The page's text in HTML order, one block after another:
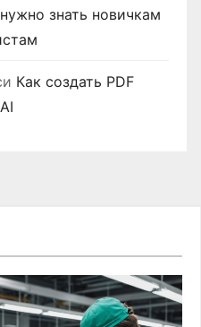
знать новичкам
Как создать PDF